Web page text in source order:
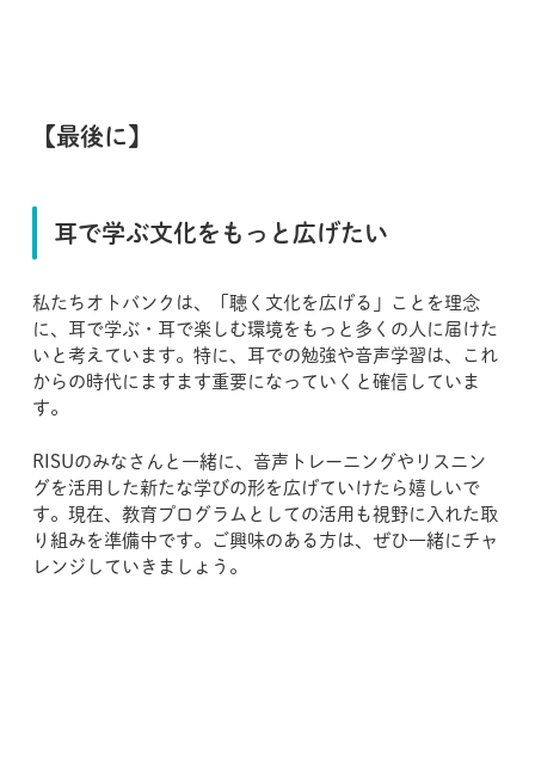
【最後に】
耳で学ぶ文化をもっと広げたい
私たちオトバンクは、「聴く文化を広げる」ことを理念
に、耳で学ぶ・耳で楽しむ環境をもっと多くの人に届けた
いと考えています。特に、耳での勉強や音声学習は、これ
からの時代にますます重要になっていくと確信していま
す。
RISUのみなさんと一緒に、音声トレーニングやリスニン
グを活用した新たな学びの形を広げていけたら嬉しいで
す。現在、教育プログラムとしての活用も視野に入れた取
り組みを準備中です。ご興味のある方は、ぜひ一緒にチャ
レンジしていきましょう。